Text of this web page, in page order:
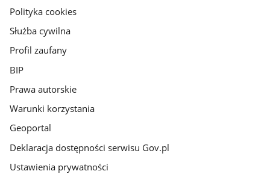
gov.pl
Polityka cookies
Służba cywilna
Profil zaufany
BIP
Prawa autorskie
Warunki korzystania
Geoportal
Deklaracja dostępności serwisu Gov.pl
Ustawienia prywatności